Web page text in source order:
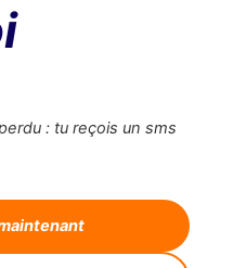
: tu reçois un sms